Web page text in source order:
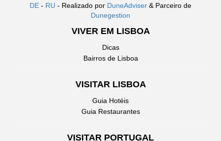
DE - RU - Realizado por DuneAdviser & Parceiro de
Dunegestion
VIVER EM LISBOA
Dicas
Bairros de Lisboa
VISITAR LISBOA
Guia Hotéis
Guia Restaurantes
VISITAR PORTUGAL